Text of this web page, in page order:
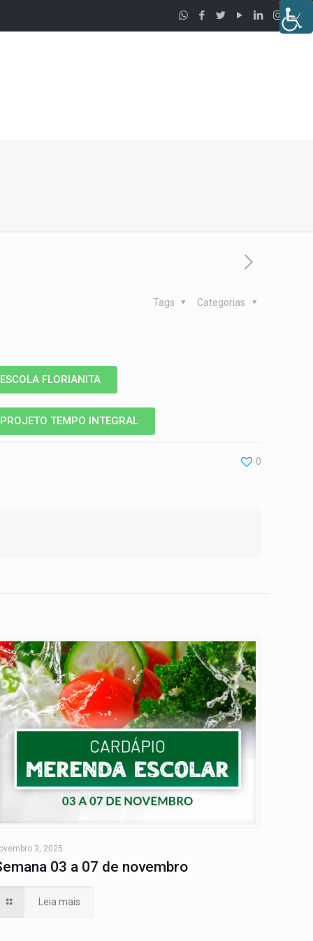
Categorias
Tags
ESCOLA FLORIANITA
PROJETO TEMPO INTEGRAL
0
3, 2025
03 a 07 de novembro
Leia mais